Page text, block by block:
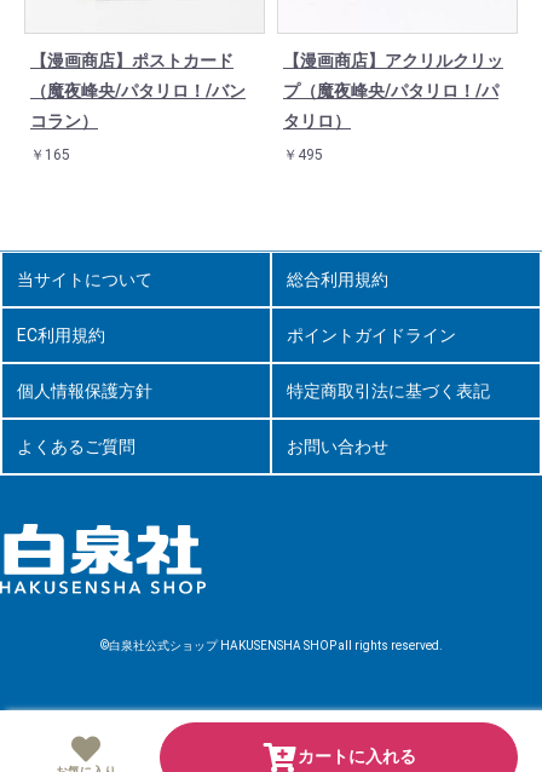
カートに入れる
【漫画商店】ポストカード
（魔夜峰央/パタリロ！/バン
コラン）
￥165
【漫画商店】アクリルクリッ
プ（魔夜峰央/パタリロ！/パ
タリロ）
￥495
当サイトについて 総合利用規約
EC利用規約 ポイントガイドライン
個人情報保護方針 特定商取引法に基づく表記
よくあるご質問 お問い合わせ
©白泉社公式ショップ HAKUSENSHA SHOP all rights reserved.